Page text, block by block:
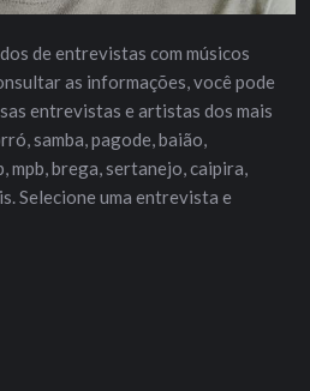
de entrevistas com músicos
as informações, você pode
entrevistas e artistas dos mais
samba, pagode, baião,
mpb, brega, sertanejo, caipira,
Selecione uma entrevista e